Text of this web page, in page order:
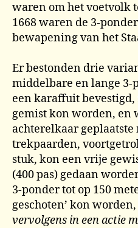
waren om het voetvolk
1668 waren de 3-
bewapening van het
Er bestonden drie
middelbare en lange 3-
een karaffuit
gemist kon worden, en
achterelkaar
trekpaarden,
stuk, kon een vrije
(400 pas) gedaan
3-ponder tot op 150
geschoten’ kon worden,
vervolgens in een actie